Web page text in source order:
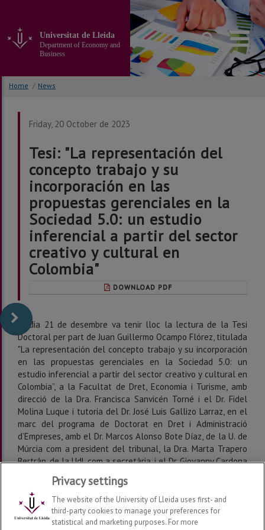
main
content
the
page
Universitat de Lleida
Department of Economy and
Business
Home / News
Friday, 20 October de 2023
Tesi: "La representación del
concepto trabajo y su
incorporación en las
propuestas gerenciales en la
Sociedad 5.0: un estudio
inferencial a partir del sector
creativo y cultural en
Colombia"
DOWNLOAD PDF
El dia 21 de desembre va tenir lloc la lectura de la Tesi
Doctoral per part de Juan Guillermo Ocampo Flórez, titulada
"La representación del concepto trabajo y su incorporación
en las propuestas gerenciales en la Sociedad 5.0: un
estudio inferencial a partir del sector creativo y cultural en
Colombia”, a la Facultat de Dret, Economia i Turisme, amb
direcció de la Dra. Francisca Sanvicén Torné i el Dr. Fidel
Molina Luque i tutoria del Dr. José Luis Gallizo Larraz, en el
marc del programa de Doctorat en Dret i Administració
d’Empreses, amb el Dr. Marcos Alonso Bote Díaz, de la U. de
Múrcia com a president del tribunal, la Dra. Marta Trapero
Bertrán, de la UdL com a secretària, i el Dr. Giovanny Cardona
Montoya, de la Institución Universitaria CEIPA com a vocal.
Privacy settings
The website of the University of Lleida uses first- and
third-party cookies to manage your preferences for
statistical and marketing purposes. For more